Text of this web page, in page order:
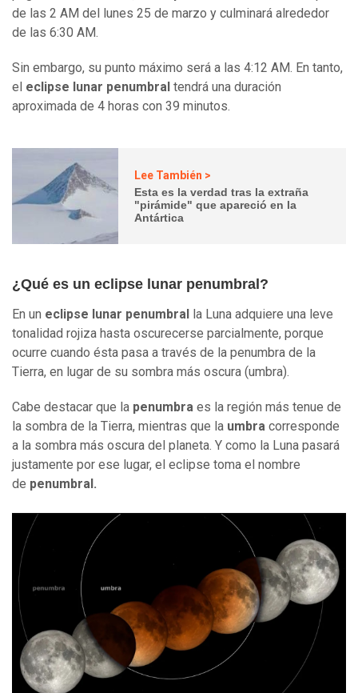
de las 2 AM del lunes 25 de marzo y culminará alrededor
de las 6:30 AM.
Sin embargo, su punto máximo será a las 4:12 AM. En tanto,
el eclipse lunar penumbral tendrá una duración
aproximada de 4 horas con 39 minutos.
Lee También >
Esta es la verdad tras la extraña
"pirámide" que apareció en la
Antártica
¿Qué es un eclipse lunar penumbral?
En un eclipse lunar penumbral
la Luna adquiere una leve
tonalidad rojiza hasta oscurecerse parcialmente, porque
ocurre cuando ésta pasa a través de la penumbra de la
Tierra, en lugar de su sombra más oscura (umbra).
Cabe destacar que la penumbra es la región más tenue de
la sombra de la Tierra, mientras que la umbra corresponde
a la sombra más oscura del planeta. Y como la Luna pasará
justamente por ese lugar, el eclipse toma el nombre
de penumbral.